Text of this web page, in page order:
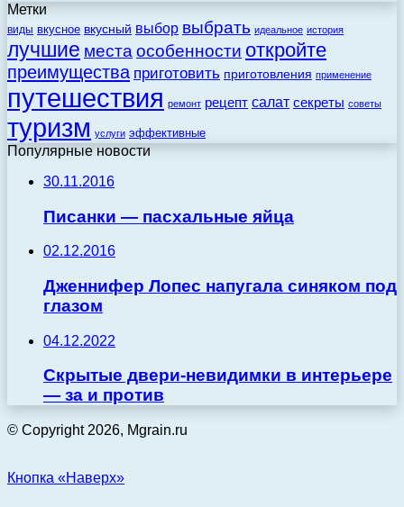
Метки
виды вкусное вкусный выбор выбрать идеальное история
лучшие места особенности откройте
преимущества приготовить приготовления применение
путешествия ремонт рецепт салат секреты советы
туризм услуги эффективные
Популярные новости
30.11.2016
Писанки — пасхальные яйца
02.12.2016
Дженнифер Лопес напугала синяком под
глазом
04.12.2022
Скрытые двери-невидимки в интерьере
— за и против
© Copyright 2026, Mgrain.ru
Кнопка «Наверх»